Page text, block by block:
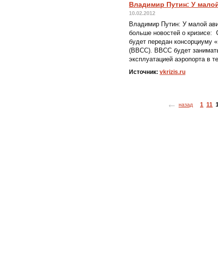
Владимир Путин: У
10.02.2012
Владимир Путин: У малой
больше новостей о кризисе:
будет передан консорциуму
(ВВСС). ВВСС будет
эксплуатацией аэропорта в
Источник: vkrizis.ru
назад 1 11